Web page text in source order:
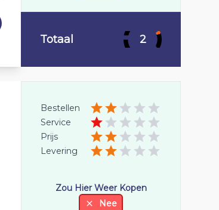
Totaal 2
Bestellen
Service
Prijs
Levering
Zou Hier Weer Kopen
Nee